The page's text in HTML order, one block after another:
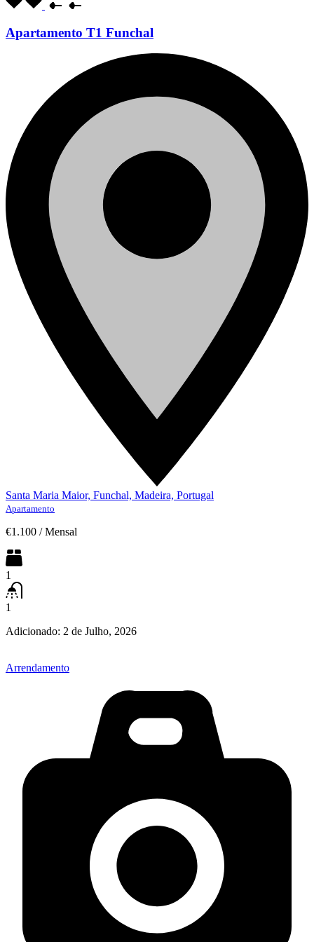
Apartamento T1 Funchal
Santa Maria Maior, Funchal, Madeira, Portugal
Apartamento
€1.100 / Mensal
1
1
Adicionado: 2 de Julho, 2026
Arrendamento